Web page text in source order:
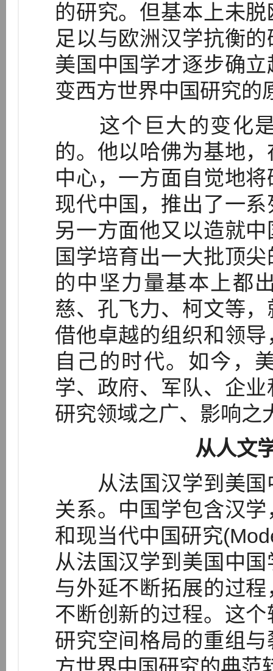
的研究。但基本上未
足以与欧洲汉学抗衡
美国中国学才逐步确
变西方世界中国研究的
这个巨大的变化是
的。他以哈佛为基地
中心，一方面自觉地
现代中国，推出了一
另一方面他又以造就
国学培育出一大批顶
的中坚力量基本上都
慈、孔飞力、柯文等
借他卓越的组织和领
自己的时代。如今，
学、政府、军队、企
研究领域之广、影响之
从人文
从法国汉学到美国
关系。中国学包含汉
和现当代中国研究
从法国汉学到美国中
与外延不断拓展的过
不断创新的过程。这
研究空间格局的重组